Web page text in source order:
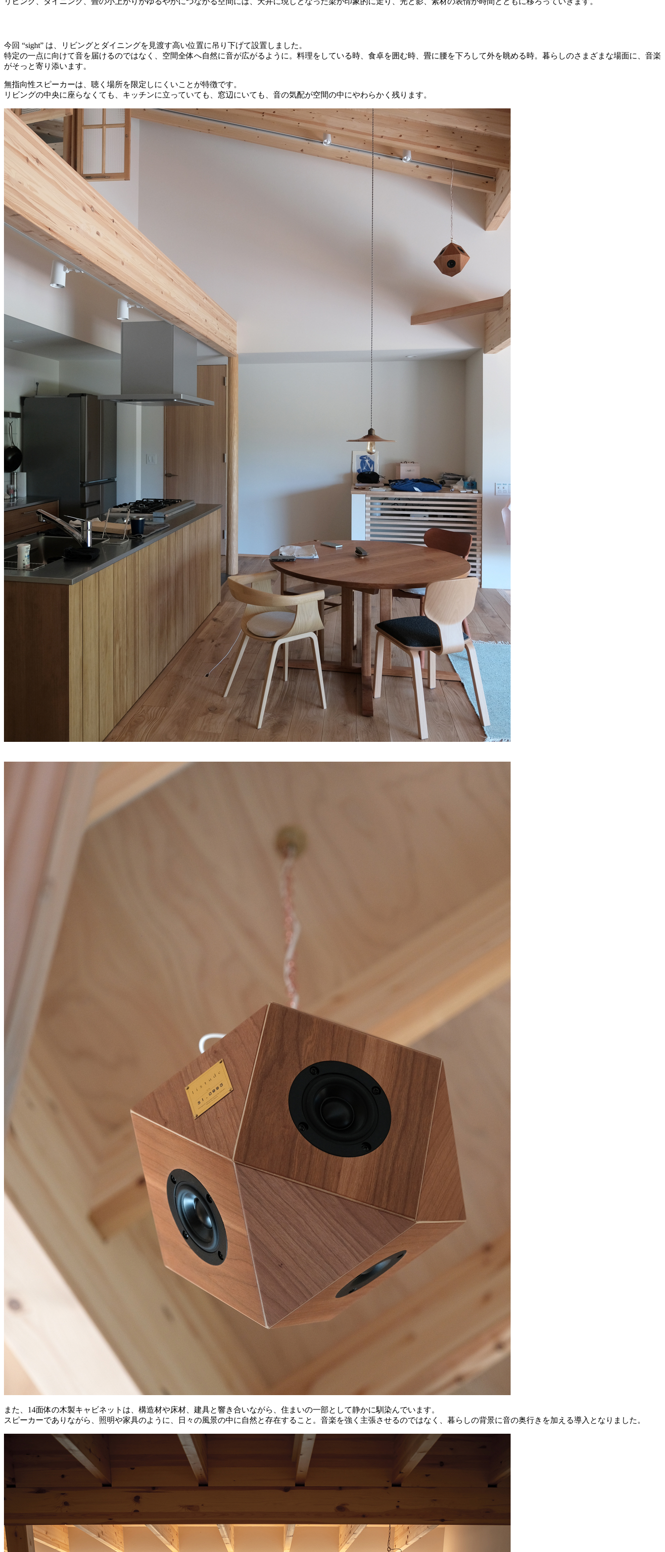
今回 “sight” は、リビングとダイニングを見渡す高い位置に吊り下げて設置しました。
特定の一点に向けて音を届けるのではなく、空間全体へ自然に音が広がるように。料理をしている時、食卓を囲む時、畳に腰を下ろして外を眺める時。暮らしのさまざまな場面に、音楽
がそっと寄り添います。
無指向性スピーカーは、聴く場所を限定しにくいことが特徴です。
リビングの中央に座らなくても、キッチンに立っていても、窓辺にいても、音の気配が空間の中にやわらかく残ります。
また、14面体の木製キャビネットは、構造材や床材、建具と響き合いながら、住まいの一部として静かに馴染んでいます。
スピーカーでありながら、照明や家具のように、日々の風景の中に自然と存在すること。音楽を強く主張させるのではなく、暮らしの背景に音の奥行きを加える導入となりました。